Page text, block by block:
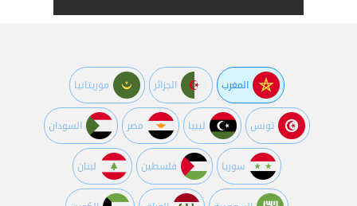
المغرب الجزائر موريتانيا
تونس ليبيا مصر السودان
سوريا فلسطين لبنان